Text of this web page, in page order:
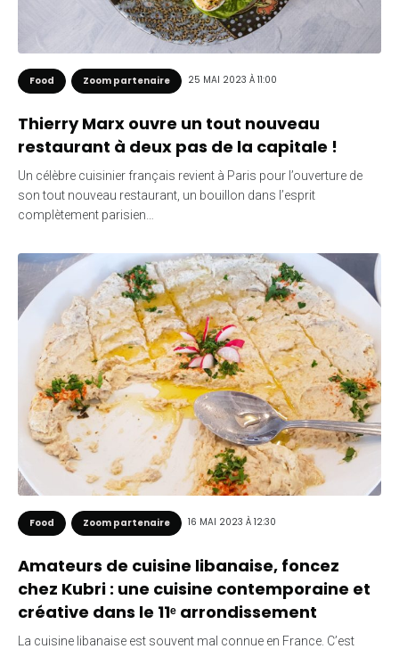
Food Zoom partenaire 25 MAI 2023 À 11:00
Thierry Marx ouvre un tout nouveau
restaurant à deux pas de la capitale !
Un célèbre cuisinier français revient à Paris pour l’ouverture de
son tout nouveau restaurant, un bouillon dans l’esprit
complètement parisien…
Food Zoom partenaire 16 MAI 2023 À 12:30
Amateurs de cuisine libanaise, foncez
chez Kubri : une cuisine contemporaine et
créative dans le 11ᵉ arrondissement
La cuisine libanaise est souvent mal connue en France. C’est